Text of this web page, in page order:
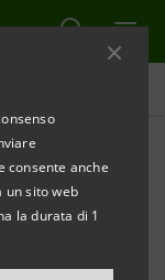
consente anche
un sito web
la durata di 1